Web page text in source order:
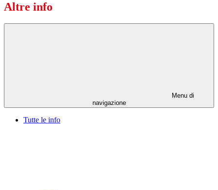
Altre info
Menu di
navigazione
Tutte le info